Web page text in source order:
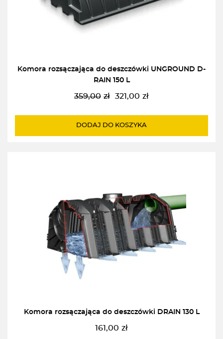
Komora rozsączająca do deszczówki UNGROUND D-
RAIN 150 L
359,00 zł
Pierwotna
wynosiła:
321,00 zł
Aktualna
wynosi:
DODAJ DO KOSZYKA
Komora rozsączająca do deszczówki DRAIN 130 L
161,00 zł